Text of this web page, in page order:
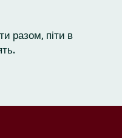
разом, піти в